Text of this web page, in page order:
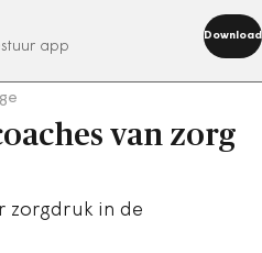
app
Download
nu
van zorg
zorgdruk in de